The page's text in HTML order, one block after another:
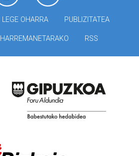
LEGE OHARRA PUBLIZITATEA
HARREMANETARAKO RSS